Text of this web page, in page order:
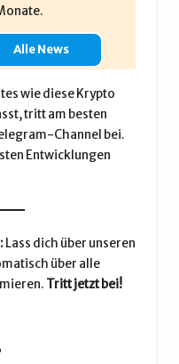
Alle News
wie diese Krypto
tritt am besten
Channel bei.
Entwicklungen
Lass dich über unseren
über alle
Tritt jetzt bei!